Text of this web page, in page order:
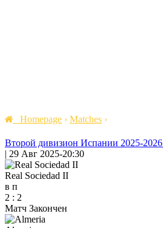
Homepage › Matches ›
Второй дивизион Испании 2025-2026
| 29 Авг 2025-20:30
Real Sociedad II
в п
2 : 2
Матч Закончен